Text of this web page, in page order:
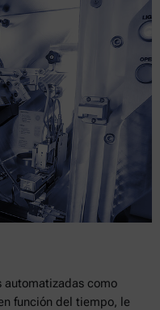
automatizadas como
función del tiempo, le